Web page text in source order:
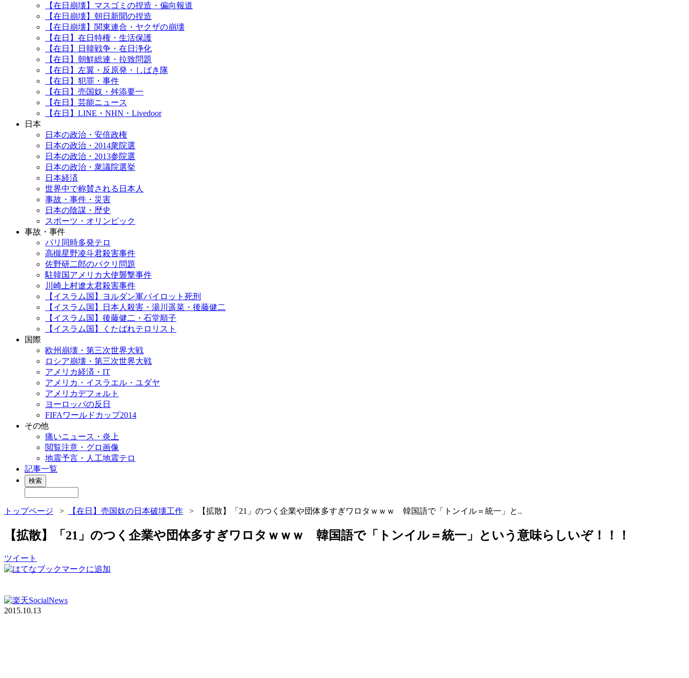
【在日崩壊】マスゴミの捏造・偏向報道
【在日崩壊】朝日新聞の捏造
【在日崩壊】関東連合・ヤクザの崩壊
【在日】在日特権・生活保護
【在日】日韓戦争・在日浄化
【在日】朝鮮総連・拉致問題
【在日】左翼・反原発・しばき隊
【在日】犯罪・事件
【在日】売国奴・舛添要一
【在日】芸能ニュース
【在日】LINE・NHN・Livedoor
日本
日本の政治・安倍政権
日本の政治・2014衆院選
日本の政治・2013参院選
日本の政治・衆議院選挙
日本経済
世界中で称賛される日本人
事故・事件・災害
日本の陰謀・歴史
スポーツ・オリンピック
事故・事件
パリ同時多発テロ
高槻星野凌斗君殺害事件
佐野研二郎のパクリ問題
駐韓国アメリカ大使襲撃事件
川崎上村遼太君殺害事件
【イスラム国】ヨルダン軍パイロット死刑
【イスラム国】日本人殺害・湯川遥菜・後藤健二
【イスラム国】後藤健二・石堂順子
【イスラム国】くたばれテロリスト
国際
欧州崩壊・第三次世界大戦
ロシア崩壊・第三次世界大戦
アメリカ経済・IT
アメリカ・イスラエル・ユダヤ
アメリカデフォルト
ヨーロッパの反日
FIFAワールドカップ2014
その他
痛いニュース・炎上
閲覧注意・グロ画像
地震予言・人工地震テロ
記事一覧
トップページ > 【在日】売国奴の日本破壊工作 > 【拡散】「21」のつく企業や団体多すぎワロタｗｗｗ 韓国語で「トンイル＝統一」と..
【拡散】「21」のつく企業や団体多すぎワロタｗｗｗ 韓国語で「トンイル＝統一」という意味らしいぞ！！！
ツイート
2015.10.13